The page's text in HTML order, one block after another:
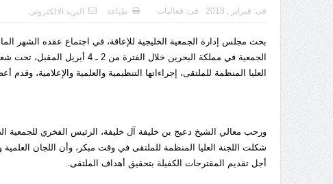
فى: فبراير , 2013 فى: فعاليات طباعة البريد الالكترونى
بحث مجلس إدارة الجمعية الخليجية للإعاقة، في اجتماع عقده الشهر
الجمعية في مملكة البحرين خلال
العليا المنظمة للملتقى، إجراءاتها التنظيمية والعلمية والإعلامية،
ورحب معالي الشيخ دعيج بن خليفة آل خليفة، الرئيس الفخري للجمعية
شكلت اللجنة العليا المنظمة للملتقى في وقت مبكر، وأن اللجان العلمية
أجل تقديم المقترحات الكفيلة بتحقيق أهداف الملتقى.